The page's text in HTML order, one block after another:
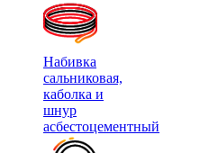
Набивка
сальниковая,
каболка и
шнур
асбестоцементный